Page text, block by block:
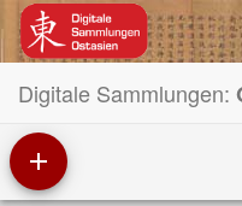
Digitale Sammlungen: